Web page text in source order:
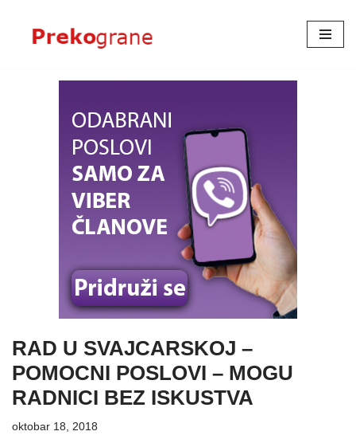
Skoči
RAD U SVAJCARSKOJ –
POMOCNI POSLOVI – MOGU
RADNICI BEZ ISKUSTVA
oktobar 18, 2018